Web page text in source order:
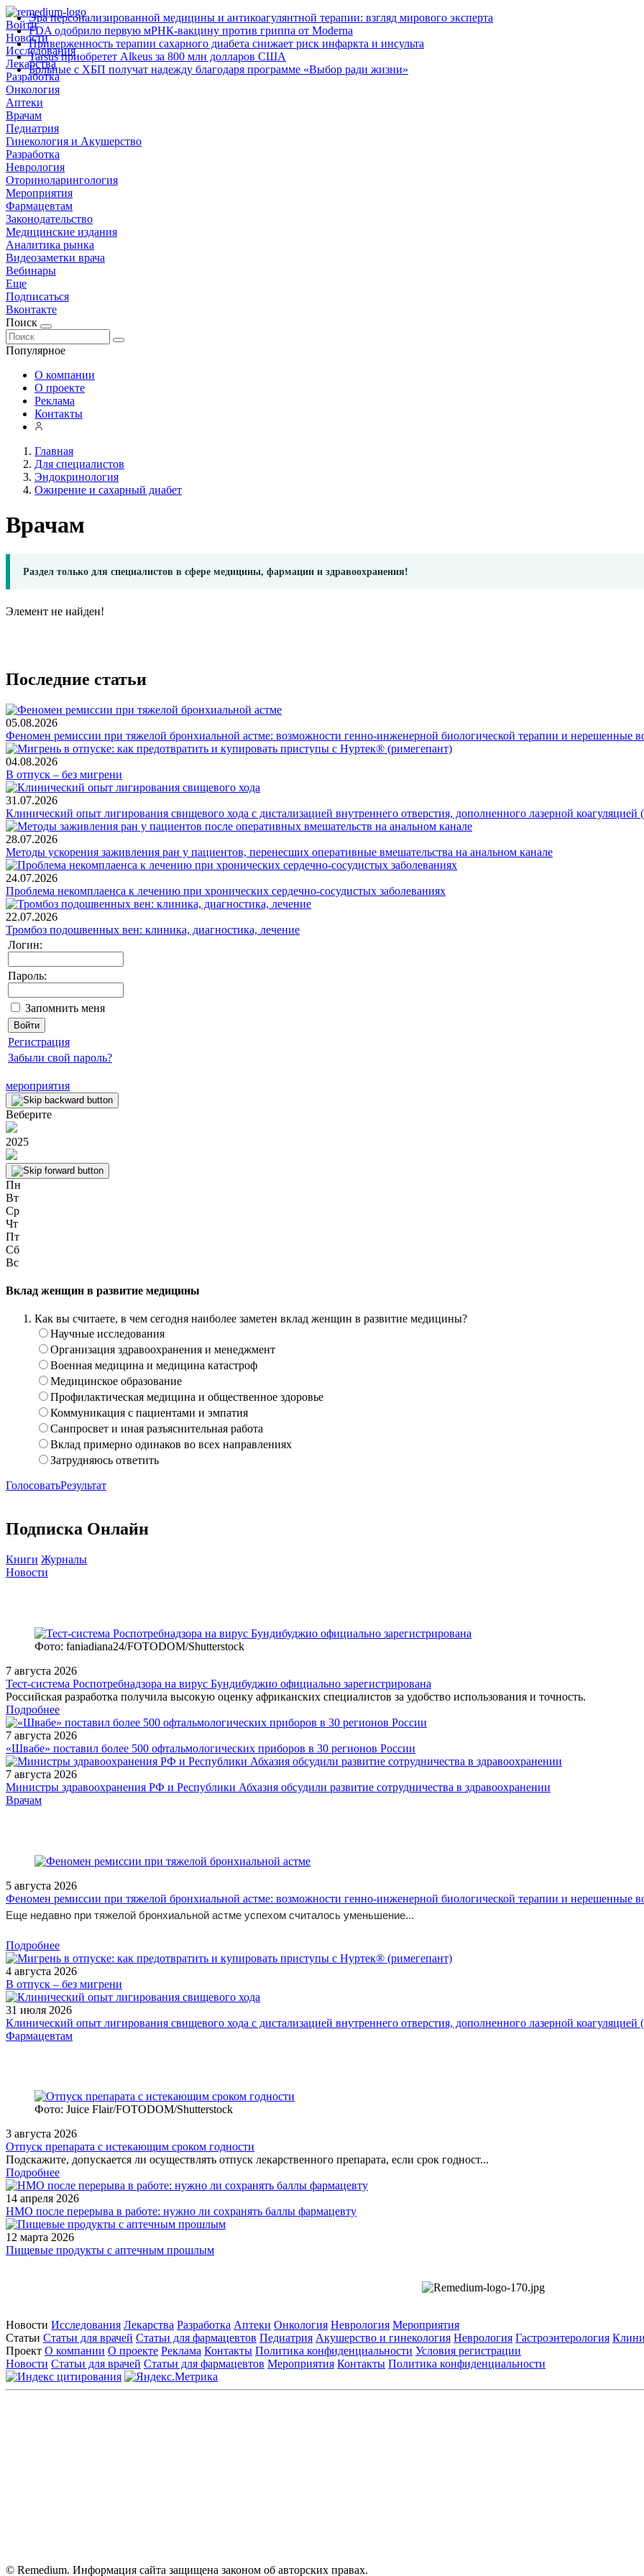
Войти
Новости
Исследования
Лекарства
Разработка
Онкология
Аптеки
Врачам
Педиатрия
Гинекология и Акушерство
Разработка
Неврология
Оториноларингология
Мероприятия
Фармацевтам
Законодательство
Медицинские издания
Аналитика рынка
Видеозаметки врача
Вебинары
Еще
Подписаться
Вконтакте
Поиск
Популярное
Эра персонализированной медицины и антикоагулянтной терапии: взгляд мирового эксперта
FDA одобрило первую мРНК‑вакцину против гриппа от Moderna
Приверженность терапии сахарного диабета снижает риск инфаркта и инсульта
Tarsus приобретет Alkeus за 800 млн долларов США
Больные с ХБП получат надежду благодаря программе «Выбор ради жизни»
О компании
О проекте
Реклама
Контакты
Главная
Для специалистов
Эндокринология
Ожирение и сахарный диабет
Врачам
Раздел только для специалистов в сфере медицины, фармации и здравоохранения!
Элемент не найден!
Последние статьи
05.08.2026
Феномен ремиссии при тяжелой бронхиальной астме: возможности генно-инженерной биологической терапии и нерешенные
04.08.2026
В отпуск – без мигрени
31.07.2026
Клинический опыт лигирования свищевого хода с дистализацией внутреннего отверстия, дополненного лазерной
28.07.2026
Методы ускорения заживления ран у пациентов, перенесших оперативные вмешательства на анальном канале
24.07.2026
Проблема некомплаенса к лечению при хронических сердечно-сосудистых заболеваниях
22.07.2026
Тромбоз подошвенных вен: клиника, диагностика, лечение
Логин:
Пароль:
Запомнить меня
Регистрация
Забыли свой пароль?
мероприятия
Веберите
2025
Пн
Вт
Ср
Чт
Пт
Сб
Вс
Вклад женщин в развитие медицины
Как вы считаете, в чем сегодня наиболее заметен вклад женщин в развитие медицины?
Научные исследования
Организация здравоохранения и менеджмент
Военная медицина и медицина катастроф
Медицинское образование
Профилактическая медицина и общественное здоровье
Коммуникация с пациентами и эмпатия
Санпросвет и иная разъяснительная работа
Вклад примерно одинаков во всех направлениях
Затрудняюсь ответить
ГолосоватьРезультат
Подписка Онлайн
Книги Журналы
Новости
Фото: faniadiana24/FOTODOM/Shutterstock
7 августа 2026
Тест‑система Роспотребнадзора на вирус Бундибуджио официально зарегистрирована
Российская разработка получила высокую оценку африканских специалистов за удобство использования и точность.
Подробнее
7 августа 2026
«Швабе» поставил более 500 офтальмологических приборов в 30 регионов России
7 августа 2026
Министры здравоохранения РФ и Республики Абхазия обсудили развитие сотрудничества в здравоохранении
/doctor/endocrinology/ozhirenie_i_sakharnyy_diabet_18/Inektsionnye_preparaty/
Врачам
5 августа 2026
Феномен ремиссии при тяжелой бронхиальной астме: возможности генно-инженерной биологической терапии и нерешенные
Еще недавно при тяжелой бронхиальной астме успехом считалось уменьшение...
Подробнее
4 августа 2026
В отпуск – без мигрени
31 июля 2026
Клинический опыт лигирования свищевого хода с дистализацией внутреннего отверстия, дополненного лазерной
Фармацевтам
Фото: Juice Flair/FOTODOM/Shutterstoсk
3 августа 2026
Отпуск препарата с истекающим сроком годности
Подскажите, допускается ли осуществлять отпуск лекарственного препарата, если срок годност...
Подробнее
14 апреля 2026
НМО после перерыва в работе: нужно ли сохранять баллы фармацевту
12 марта 2026
Пищевые продукты с аптечным прошлым
Новости Исследования Лекарства Разработка Аптеки Онкология Неврология Мероприятия
Статьи Статьи для врачей Статьи для фармацевтов Педиатрия Акушерство и гинекология Неврология Гастроэнтерология
Проект О компании О проекте Реклама Контакты Политика конфиденциальности Условия регистрации
Новости Статьи для врачей Статьи для фармацевтов Мероприятия Контакты Политика конфиденциальности
© Remedium. Информация сайта защищена законом об авторских правах.